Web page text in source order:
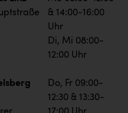
& 14:00-16:00
Uhr
Di, Mi 08:00-
12:00 Uhr
Do, Fr 09:00-
12:30 & 13:30-